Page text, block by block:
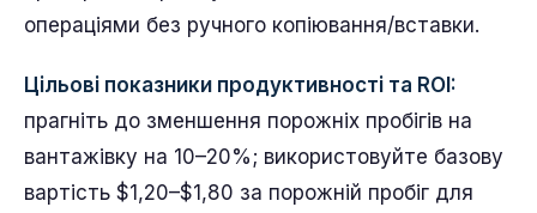
операціями без ручного копіювання/вставки.
Цільові показники продуктивності та ROI:
прагніть до зменшення порожніх пробігів на
вантажівку на 10–20%; використовуйте базову
вартість $1,20–$1,80 за порожній пробіг для